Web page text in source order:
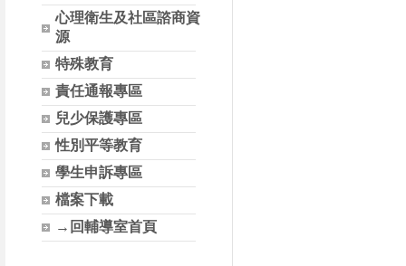
心理衛生及社區諮商資
源
特殊教育
責任通報專區
兒少保護專區
性別平等教育
學生申訴專區
檔案下載
→回輔導室首頁